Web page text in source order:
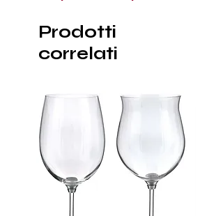
Prodotti
correlati